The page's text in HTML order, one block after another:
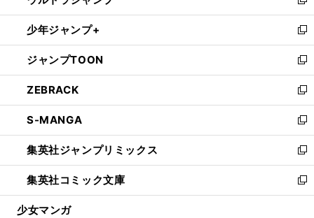
開
く
ウ
で
開
く
ン
ド
ウ
で
開
く
ウ
ィ
ン
ド
ウ
で
開
く
新
し
い
ウ
ィ
ン
ド
ウ
で
開
く
少年ジャンプ+
新
し
い
ウ
ィ
ン
ド
ウ
で
開
く
ジャンプTOON
新
し
い
ウ
ィ
ン
ド
ウ
で
開
ZEBRACK
新
し
い
ウ
ィ
ン
ド
ウ
S-MANGA
新
し
い
ウ
ィ
ン
集英社ジャンプリミックス
新
し
い
ウ
集英社コミック文庫
新
し
少女マンガ